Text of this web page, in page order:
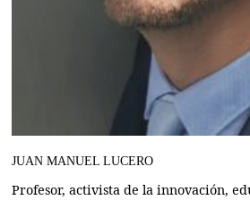
JUAN MANUEL LUCERO
Profesor, activista de la innovación,